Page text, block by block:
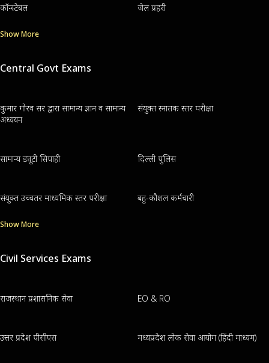
कॉन्स्टेबल जेल प्रहरी
Show More
Central Govt Exams
कुमार गौरव सर द्वारा सामान्य ज्ञान व सामान्य
अध्ययन
संयुक्त स्नातक स्तर परीक्षा
सामान्य ड्यूटी सिपाही दिल्ली पुलिस
संयुक्त उच्चतर माध्यमिक स्तर परीक्षा बहु-कौशल कर्मचारी
Show More
Civil Services Exams
राजस्थान प्रशासनिक सेवा EO & RO
उत्तर प्रदेश पीसीएस मध्यप्रदेश लोक सेवा आयोग (हिंदी माध्यम)